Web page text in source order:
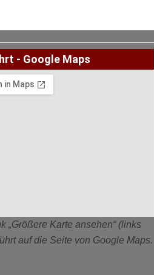
- Google Maps
„Größere Karte ansehen“ (links
auf die Seite von Google Maps.